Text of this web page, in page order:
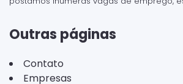
Outras páginas
Contato
Empresas